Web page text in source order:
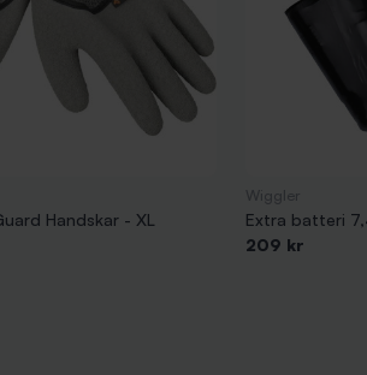
Handskar - XL
Extra batteri
209 kr